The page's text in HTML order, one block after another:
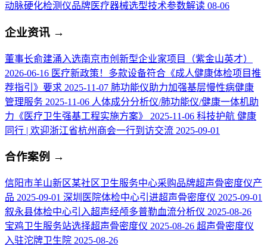
动脉硬化检测仪品牌医疗器械选型技术参数解读 08-06
企业资讯 →
董事长俞建涌入选南京市创新型企业家项目（紫金山英才）
2026-06-16 医疗新政策！多款设备符合《成人健康体检项目推
荐指引》要求 2025-11-07 肺功能仪助力加强基层慢性病健康
管理服务 2025-11-06 人体成分分析仪/肺功能仪/健康一体机助
力《医疗卫生强基工程实施方案》
2025-11-06 科技护航 健康
同行 | 欢迎浙江省杭州商会一行到访交流 2025-09-01
合作案例 →
信阳市羊山新区某社区卫生服务中心采购品牌超声骨密度仪产
品 2025-09-01 深圳医院体检中心引进超声骨密度仪 2025-09-01
叙永县体检中心引入超声经颅多普勒血流分析仪 2025-08-26
宝鸡卫生服务站选择超声骨密度仪 2025-08-26 超声骨密度仪
入驻沱牌卫生院 2025-08-26